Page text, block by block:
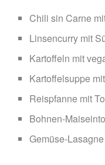
Chili sin Carne
Linsencurry mit
Kartoffeln mit
Kartoffelsuppe
Reispfanne mit
Bohnen-
Gemüse-